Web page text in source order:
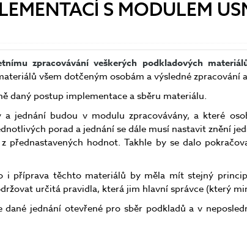
S MODULEM
zpracovávání veškerých podkladových
všem dotčeným osobám a výsledné zpracování
daný postup implementace a sběru materiálu.
jednání budou v modulu zpracovávány, a které
porad a jednání se dále musí nastavit znění
přednastavených hodnot. Takhle by se dalo
i příprava těchto materiálů by měla mít stejný
určitá pravidla, která jim hlavní správce (který
jednání otevřené pro sběr podkladů a v